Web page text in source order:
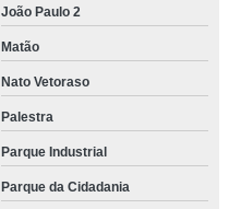
João Paulo 2
Matão
Nato Vetoraso
Palestra
Parque Industrial
Parque da Cidadania